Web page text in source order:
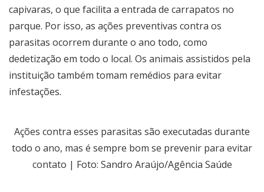
capivaras, o que facilita a entrada de carrapatos no
parque. Por isso, as ações preventivas contra os
parasitas ocorrem durante o ano todo, como
dedetização em todo o local. Os animais assistidos pela
instituição também tomam remédios para evitar
infestações.
Ações contra esses parasitas são executadas durante
todo o ano, mas é sempre bom se prevenir para evitar
contato | Foto: Sandro Araújo/Agência Saúde